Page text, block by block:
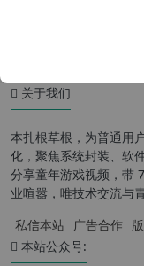
关于我们
本扎根草根，为普通用
化，聚焦系统封装、软
分享童年游戏视频，带
业喧嚣，唯技术交流与
私信本站 广告合作
本站公众号: